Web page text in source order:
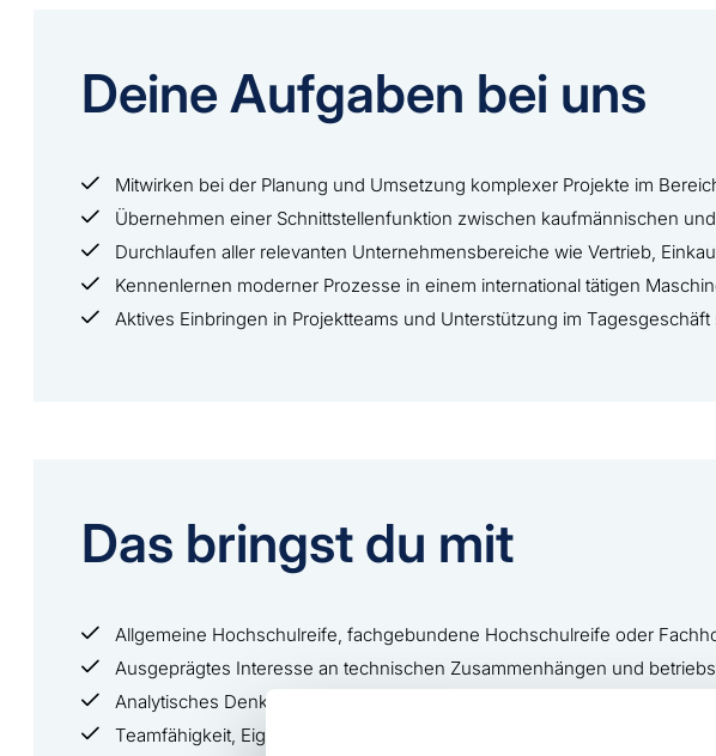
Deine Aufgaben bei uns
Mitwirken bei der Planung und Umsetzung komplexer Projekte im
Übernehmen einer Schnittstellenfunktion zwischen kaufmännischen
Durchlaufen aller relevanten Unternehmensbereiche wie Vertrieb,
Kennenlernen moderner Prozesse in einem international tätigen
Aktives Einbringen in Projektteams und Unterstützung im
Das bringst du mit
Allgemeine Hochschulreife, fachgebundene Hochschulreife oder
Ausgeprägtes Interesse an technischen Zusammenhängen und
Analytisches Denkvermögen und strukturierte Arbeitsweise
Teamfähigkeit, Eigeninitiative und Verantwortungsbewusstsein